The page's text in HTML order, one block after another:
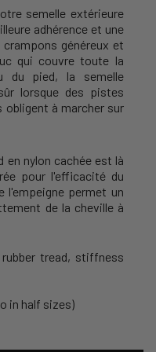
semelle extérieure
adhérence et une
généreux et
qui couvre toute la
du pied, la semelle
lorsque des pistes
à marcher sur
en nylon cachée est là
pour l'efficacité du
l'empeigne permet un
de la cheville à
tread, stiffness
in half sizes)